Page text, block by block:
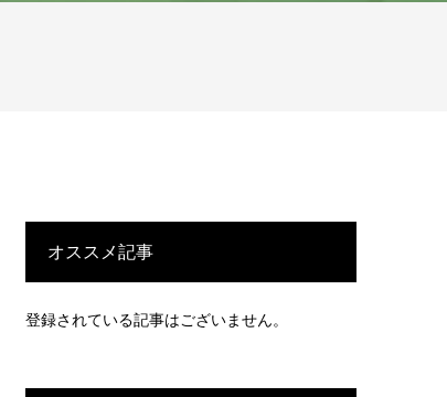
オススメ記事
登録されている記事はございません。